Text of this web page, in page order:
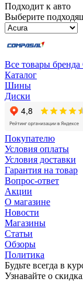
Подходит к авто
Выберите
Все товары бренда
Каталог
Шины
Диски
Покупателю
Условия оплаты
Условия доставки
Гарантия на товар
Вопрос-ответ
Акции
О магазине
Новости
Магазины
Статьи
Обзоры
Политика
Будьте всегда в
Узнавайте о